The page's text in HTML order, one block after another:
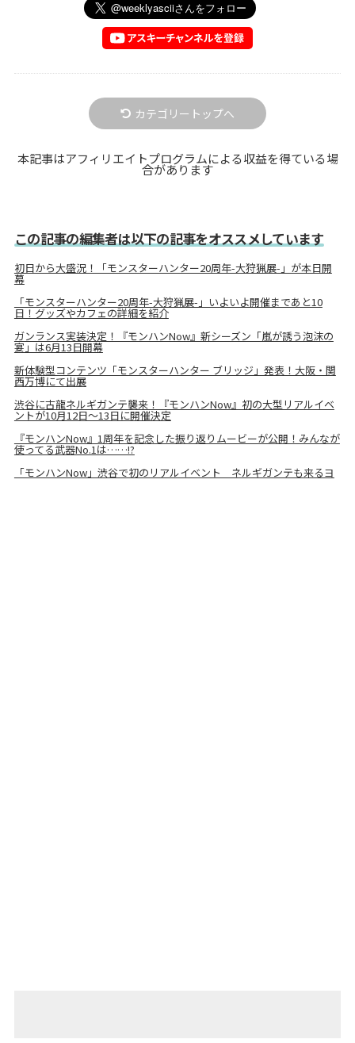
カテゴリートップへ
本記事はアフィリエイトプログラムによる収益を得ている場
合があります
この記事の編集者は以下の記事をオススメしています
初日から大盛況！「モンスターハンター20周年-大狩猟展-」が本日開
幕
「モンスターハンター20周年-大狩猟展-」いよいよ開催まであと10
日！グッズやカフェの詳細を紹介
ガンランス実装決定！『モンハンNow』新シーズン「嵐が誘う泡沫の
宴」は6月13日開幕
新体験型コンテンツ「モンスターハンター ブリッジ」発表！大阪・関
西万博にて出展
渋谷に古龍ネルギガンテ襲来！『モンハンNow』初の大型リアルイベ
ントが10月12日～13日に開催決定
『モンハンNow』1周年を記念した振り返りムービーが公開！みんなが
使ってる武器No.1は……!?
「モンハンNow」渋谷で初のリアルイベント ネルギガンテも来るヨ